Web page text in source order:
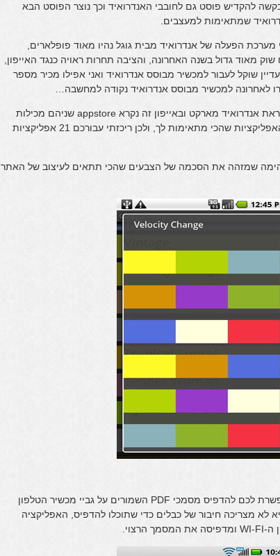
להקדיש פוסט גם לחובבי האנדרואיד וכך נוצר הפוסט הבא
הפעלה של אנדרואיד מבית גוגל נהיו מאוד פופלארים,
מאוד גדול בשנה האחרונה, והציבה תחרות ראויה כנגד האייפון,
שוקל לעבור למכשיר מבוסס אנדרואיד ואני אפילו מכיר מספר
לאחרונה למכשיר מבוסס אנדרואיד נקודה למחשבה…
בכל אופן, באנדרואיד יש חנות אפליקציות הנקראת אנדרואיד מארקט ובאייפון זה נקרא appstore שניהם מכילות
אלפי אפליקציות דבר שיוצר קושי למצוא את האפליקציות שהכי מתאימות לך, ולכן ריכזתי עבורכם 21 אפליקציות
שמזהה את הסכמה של הצבעים שהכי תתאים לעיצוב של האתר
– האפליקציה הזו מאפשרת לכם להדפיס מסמכי PDF השמורים על גביי מכשיר הטלפון
לא מצריכה חיבור של כבלים כדי שתוכלו להדפיס, האפליקציה